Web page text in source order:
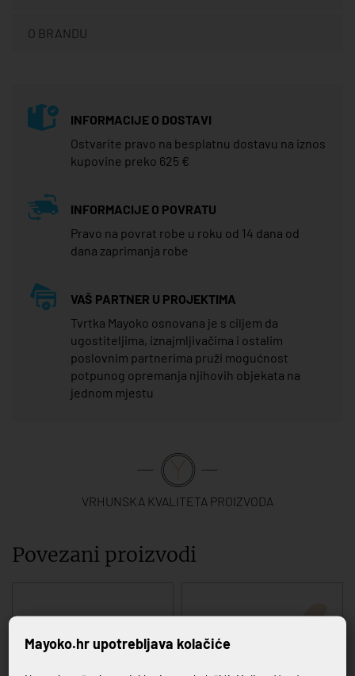
O BRANDU
INFORMACIJE O DOSTAVI
Ostvarite pravo na besplatnu dostavu na iznos
kupovine preko 625 €
INFORMACIJE O POVRATU
Pravo na povrat robe u roku od 14 dana od
dana zaprimanja robe
VAŠ PARTNER U PROJEKTIMA
Tvrtka Mayoko osnovana je s ciljem da
ugostiteljima, iznajmljivačima i ostalim
poslovnim partnerima pruži mogućnost
potpunog opremanja njihovih objekata na
jednom mjestu
VRHUNSKA KVALITETA PROIZVODA
Povezani proizvodi
Mayoko.hr upotrebljava kolačiće